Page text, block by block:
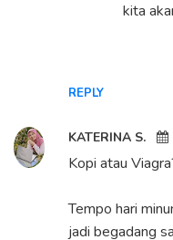
REPLY
kita
KATERINA S.
Kopi atau
Tempo hari
jadi begadang